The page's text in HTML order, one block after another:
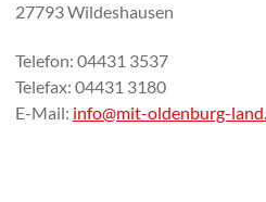
27793 Wildeshausen
Telefon: 04431 3537
Telefax: 04431 3180
E-Mail: info@mit-oldenburg-